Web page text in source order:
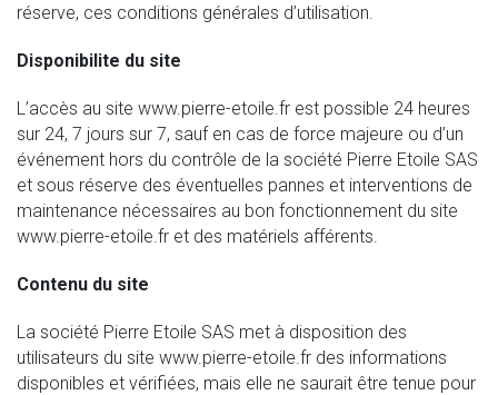
réserve, ces conditions générales d’utilisation.
Disponibilite du site
L’accès au site www.pierre-etoile.fr est possible 24 heures
sur 24, 7 jours sur 7, sauf en cas de force majeure ou d’un
événement hors du contrôle de la société Pierre Etoile SAS
et sous réserve des éventuelles pannes et interventions de
maintenance nécessaires au bon fonctionnement du site
www.pierre-etoile.fr et des matériels afférents.
Contenu du site
La société Pierre Etoile SAS met à disposition des
utilisateurs du site www.pierre-etoile.fr des informations
disponibles et vérifiées, mais elle ne saurait être tenue pour